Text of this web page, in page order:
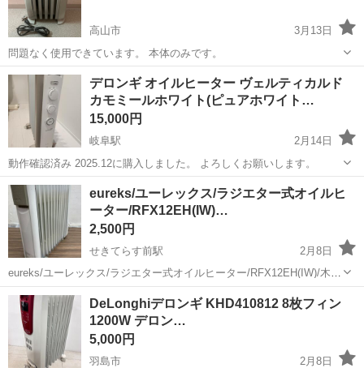
高山市
3月13日
問題なく使用できています。 本体のみです。
岐阜 高山市 季節、空調家電 デロンギ
デロンギ オイルヒーター ヴェルティカルド
カモミールホワイト(ピュアホワイト…
15,000円
岐阜駅
2月14日
動作確認済み 2025.12に購入しました。 よろしくお願いします。
岐阜 羽島郡 季節、空調家電 ヴェルティカルド
eureks/ユーレックス/ラジエター式オイルヒ
ーター/RFX12EH(IW)…
2,500円
せきてらす前駅
2月8日
eureks/ユーレックス/ラジエター式オイルヒーター/RFX12EH(IW)/木造
4畳/コンクリート10畳/暖房機器/ 10時～18時引取り可能です。 よろし
くお願いします。
岐阜 関市 せきてらす前駅 季節、空調家電
ユーレックス
DeLonghiデロンギ KHD410812 8枚フィン
1200W デロン…
5,000円
羽島市
2月8日